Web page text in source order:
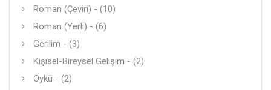
Roman (Çeviri) - (10)
Roman (Yerli) - (6)
Gerilim - (3)
Kişisel-Bireysel Gelişim - (2)
Öykü - (2)